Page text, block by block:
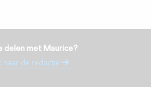
delen met Maurice?
naar de redactie